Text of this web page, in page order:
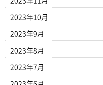
2023年10月
2023年9月
2023年8月
2023年7月